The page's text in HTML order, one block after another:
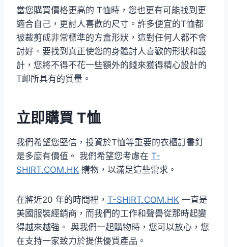
當您購買價格更高的 T恤時，您也更有可能找到更
適合自己，更討人喜歡的尺寸。許多便宜的T恤都
被裁剪成非常標準的方盒形狀，這對任何人都不會
討好。要找到真正使您的身體討人喜歡的形狀和設
計，您將不得不花一些額外的錢來獲得精心設計的
T卹所具有的質量。
立即購買 T恤
我們希望您堅信，投資於T恤等重要的衣櫃訂書釘
是多麼有價值。 我們希望您考慮在 T-
SHIRT.COM.HK 購物，以滿足這些需求。
在將近20 年的時間裡， T-SHIRT.COM.HK 一直是
美國服裝經銷商，而我們的工作和聲譽從那時起變
得越來越強。 與我們一起購物時，您可以放心，您
在支持一家致力於提供優質產品。